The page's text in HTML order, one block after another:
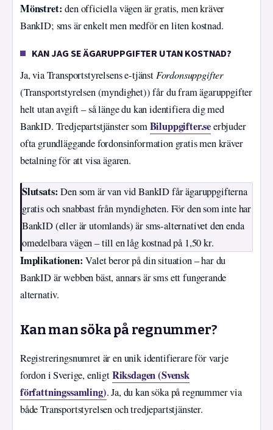
Mönstret: den officiella vägen är gratis, men kräver
BankID; sms är enkelt men medför en liten kostnad.
KAN JAG SE ÄGARUPPGIFTER UTAN KOSTNAD?
Ja, via Transportstyrelsens e-tjänst Fordonsuppgifter
(Transportstyrelsen (myndighet)) får du fram ägaruppgifter
helt utan avgift – så länge du kan identifiera dig med
BankID. Tredjepartstjänster somBiluppgifter.seerbjuder
ofta grundläggande fordonsinformation gratis men kräver
betalning för att visa ägaren.
Slutsats: Den som är van vid BankID får ägaruppgifterna
gratis och snabbast från myndigheten. För den som inte har
BankID (eller är utomlands) är sms-alternativet den enda
omedelbara vägen – till en låg kostnad på 1,50 kr.
Implikationen: Valet beror på din situation – har du
BankID är webben bäst, annars är sms ett fungerande
alternativ.
Kan man söka på regnummer?
Registreringsnumret är en unik identifierare för varje
fordon i Sverige, enligtRiksdagen (Svensk
författningssamling). Ja, du kan söka på regnummer via
både Transportstyrelsen och tredjepartstjänster.